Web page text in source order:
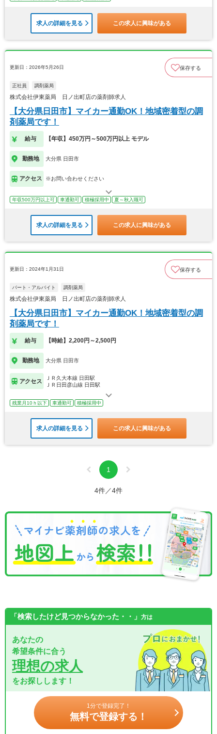
求人の詳細を見る この求人に興味がある
更新日：2026年5月26日 保存する
正社員 調剤薬局
株式会社伊東薬局 日ノ出町店の薬剤師求人
【大分県日田市】マイカー通勤OK！地域密着型の調
剤薬局です！
給与 【年収】450万円～500万円以上 モデル
勤務地 大分県 日田市
アクセス ※お問い合わせください
年収500万円以上可 車通勤可 積極採用中 夏～秋入職可
求人の詳細を見る この求人に興味がある
更新日：2024年1月31日 保存する
パート・アルバイト 調剤薬局
株式会社伊東薬局 日ノ出町店の薬剤師求人
【大分県日田市】マイカー通勤OK！地域密着型の調
剤薬局です！
給与 【時給】2,200円～2,500円
勤務地 大分県 日田市
アクセス
ＪＲ久大本線 日田駅
ＪＲ日田彦山線 日田駅
残業月10ｈ以下 車通勤可 積極採用中
求人の詳細を見る この求人に興味がある
1
4件／4件
「検索したけど見つからなかった・・」 方は
あなたの
希望条件に合う
理想の求人
をお探しします！
1分で登録完了！
無料で登録する！